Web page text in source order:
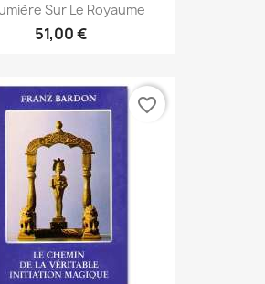
Sur Le Royaume
51,00 €
favorite_border